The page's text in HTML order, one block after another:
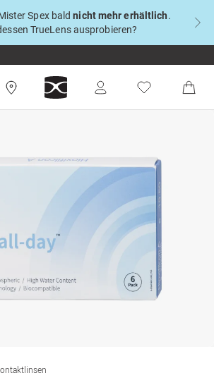
Spex baldnicht mehr erhältlich.
TrueLens ausprobieren?